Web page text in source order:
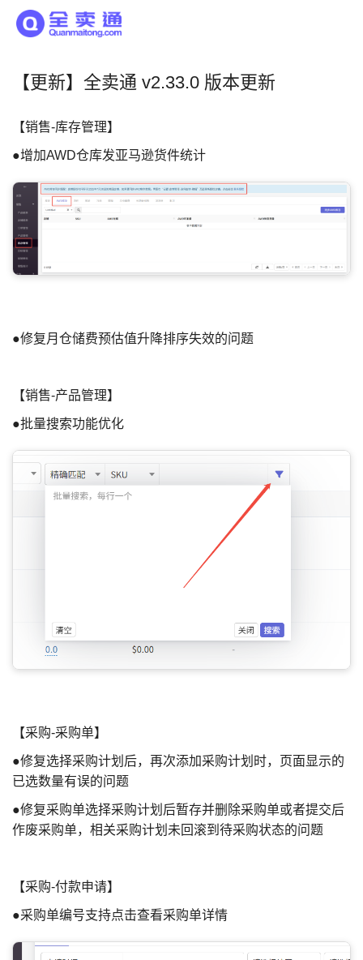
【更新】全卖通 v2.33.0 版本更新
【销售-库存管理】
●增加AWD仓库发亚马逊货件统计
●修复月仓储费预估值升降排序失效的问题
【销售-产品管理】
●批量搜索功能优化
【采购-采购单】
●修复选择采购计划后，再次添加采购计划时，页面显示的
已选数量有误的问题
●修复采购单选择采购计划后暂存并删除采购单或者提交后
作废采购单，相关采购计划未回滚到待采购状态的问题
【采购-付款申请】
●采购单编号支持点击查看采购单详情